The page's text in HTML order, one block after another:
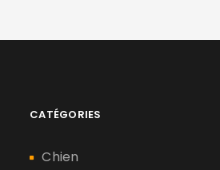
CATÉGORIES
Chien